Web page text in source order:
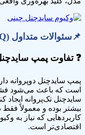
📌سئوالات متداول (
❓ تفاوت پمپ
پمپ سایدچنل
است که باعث می‌شود
سایدچنل تک‌پروانه
بیشتر بوده و معمولاً
کاربردهایی که نیاز به
اقتصادی‌تر است.